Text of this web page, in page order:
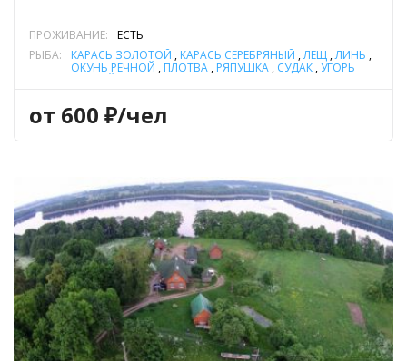
ПРОЖИВАНИЕ:
ЕСТЬ
РЫБА:
КАРАСЬ ЗОЛОТОЙ , КАРАСЬ СЕРЕБРЯНЫЙ ,ЛЕЩ ,ЛИНЬ ,
ОКУНЬ РЕЧНОЙ , ПЛОТВА , РЯПУШКА , СУДАК ,УГОРЬ
от 600 ₽/чел